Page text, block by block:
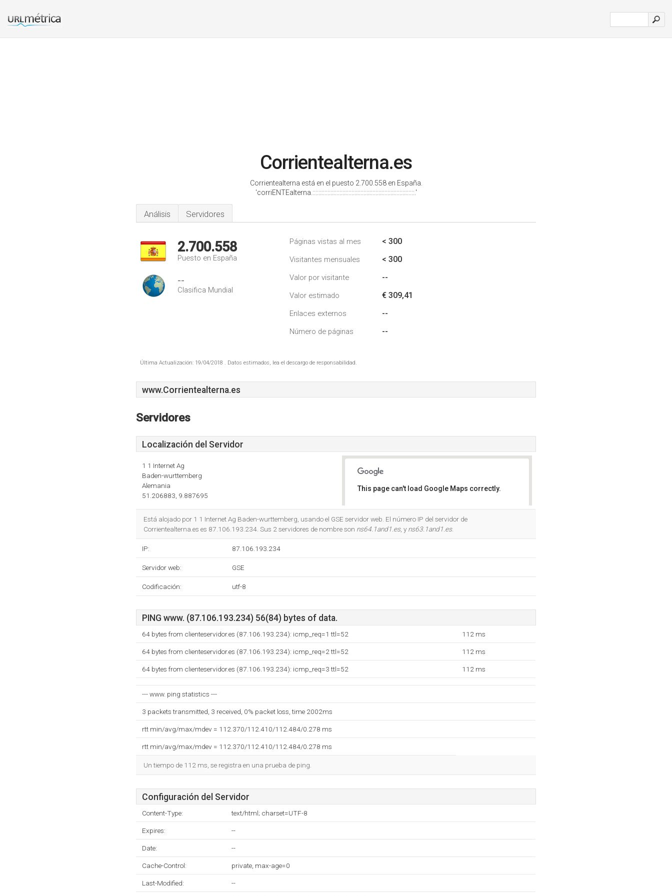
Corrientealterna.es
Corrientealterna está en el puesto 2.700.558 en España.
'corriENTEalterna.::::::::::::::::::::::::::::::::::::::::::::::::::::::::::::::::::::.'
Análisis Servidores
2.700.558
Puesto en España
--
Clasifica Mundial
Páginas vistas al mes < 300
Visitantes mensuales < 300
Valor por visitante --
Valor estimado € 309,41
Enlaces externos --
Número de páginas --
Última Actualización: 19/04/2018 . Datos estimados, lea el descargo de responsabilidad.
www.Corrientealterna.es
Servidores
Localización del Servidor
1 1 Internet Ag
Baden-wurttemberg
Alemania
51.206883, 9.887695
This page can't load Google Maps correctly.
Está alojado por 1 1 Internet Ag Baden-wurttemberg, usando el GSE servidor web. El número IP del servidor de
Corrientealterna.es es 87.106.193.234. Sus 2 servidores de nombre son ns64.1and1.es, y ns63.1and1.es.
IP: 87.106.193.234
Servidor web: GSE
Codificación: utf-8
PING www. (87.106.193.234) 56(84) bytes of data.
64 bytes from clienteservidor.es (87.106.193.234): icmp_req=1 ttl=52 112 ms
64 bytes from clienteservidor.es (87.106.193.234): icmp_req=2 ttl=52 112 ms
64 bytes from clienteservidor.es (87.106.193.234): icmp_req=3 ttl=52 112 ms
--- www. ping statistics ---
3 packets transmitted, 3 received, 0% packet loss, time 2002ms
rtt min/avg/max/mdev = 112.370/112.410/112.484/0.278 ms
rtt min/avg/max/mdev = 112.370/112.410/112.484/0.278 ms
Un tiempo de 112 ms, se registra en una prueba de ping.
Configuración del Servidor
Content-Type: text/html; charset=UTF-8
Expires: --
Date: --
Cache-Control: private, max-age=0
Last-Modified: --